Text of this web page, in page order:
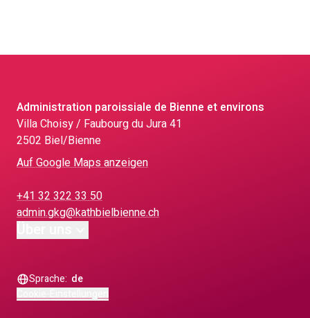
Administration paroissiale de Bienne et environs
Villa Choisy / Faubourg du Jura 41
2502 Biel/Bienne
Auf Google Maps anzeigen
+41 32 322 33 50
admin.gkg@kathbielbienne.ch
Sprache: de